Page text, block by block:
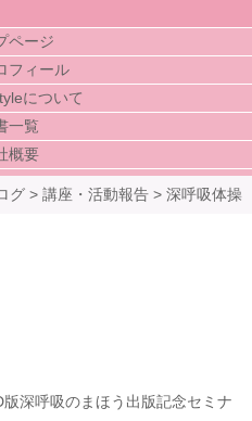
ページ
フィール
について
一覧
概要
グ >講座・活動報告 >深呼吸体操
深呼吸のまほう出版記念セミナ